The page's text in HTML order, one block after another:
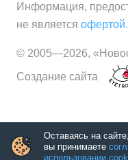
Информация,
не является офертой.
© 2005—2026,
Создание сайта
Оставаясь на сайте,
вы принимаете
использовании